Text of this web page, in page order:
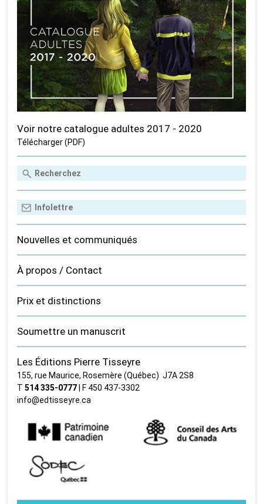
Voir notre catalogue adultes 2017 - 2020
Télécharger (PDF)
Nouvelles et communiqués
À propos / Contact
Prix et distinctions
Soumettre un manuscrit
Les Éditions Pierre Tisseyre
155, rue Maurice, Rosemère (Québec) J7A 2S8
T514 335‑0777 | F 450 437‑3302
info@edtisseyre.ca